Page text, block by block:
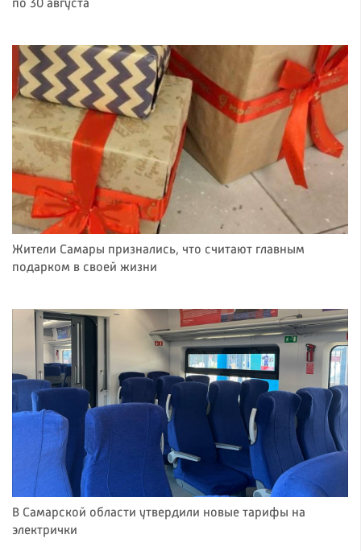
по 30 августа
Жители Самары признались, что считают главным
подарком в своей жизни
В Самарской области утвердили новые тарифы на
электрички